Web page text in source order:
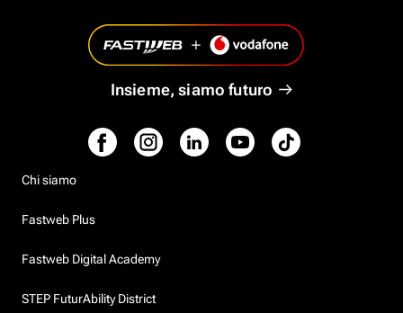
Insieme, siamo futuro
Chi siamo
Fastweb Plus
Fastweb Digital Academy
STEP FuturAbility District